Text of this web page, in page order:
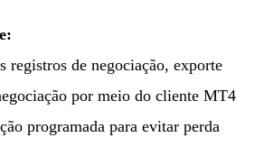
registros de negociação, exporte
por meio do cliente MT4
programada para evitar perda